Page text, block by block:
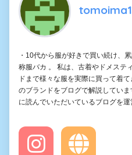
・10代から服が好きで買い続け、
称服バカ 。 私は、古着やドメステ
ドまで様々な服を実際に買って着
のブランドをブログで解説してい
に読んでいただいているブログを運